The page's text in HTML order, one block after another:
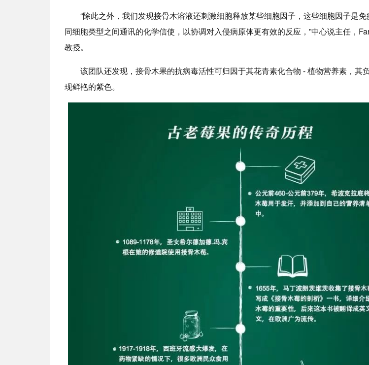
“除此之外，我们发现接骨木溶液还刺激细胞释放某些细胞因子，这些细胞因子是
同细胞类型之间通讯的化学信使，以协调对入侵病原体更有效的反应，”中心说主任，
教授。
该团队还发现，接骨木果的抗病毒活性可归因于其花青素化合物 - 植物营养素，其
现鲜艳的紫色。